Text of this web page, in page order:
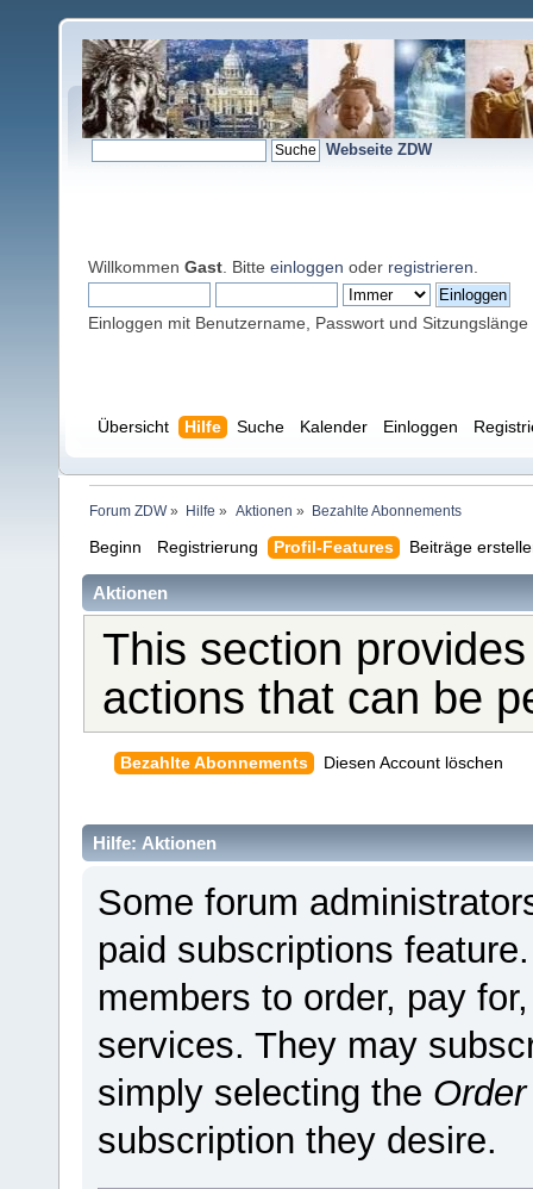
Webseite ZDW
Willkommen Gast . Bitte einloggen oder registrieren
Einloggen mit Benutzername, Passwort und Sitzungslänge
Übersicht Hilfe Suche Kalender Einloggen
Forum ZDW» Hilfe » Aktionen » Bezahlte Abonnements
Beginn Registrierung Profil-Features Beiträge
Aktionen
This section
actions that can be
Bezahlte Abonnements Diesen Account löschen
Hilfe: Aktionen
Some forum
paid subscriptions
members to order, pay
services. They may
simply selecting the Order
subscription they desire.